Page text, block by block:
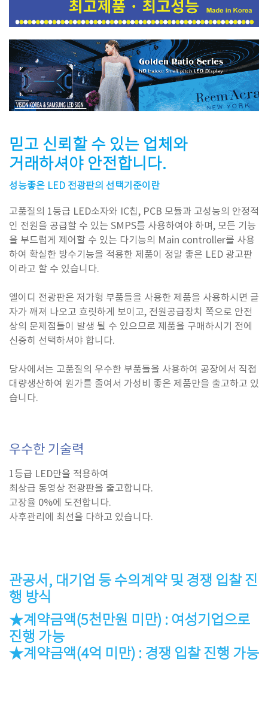
믿고 신뢰할 수 있는 업체와
거래하셔야 안전합니다.
성능좋은 LED 전광판의 선택기준이란
고품질의 1등급 LED소자와 IC칩, PCB 모듈과 고성능의 안정적
인 전원을 공급할 수 있는 SMPS를 사용하여야 하며, 모든 기능
을 부드럽게 제어할 수 있는 다기능의 Main controller를 사용
하여 확실한 방수기능을 적용한 제품이 정말 좋은 LED 광고판
이라고 할 수 있습니다.
엘이디 전광판은 저가형 부품들을 사용한 제품을 사용하시면 글
자가 깨져 나오고 흐릿하게 보이고, 전원공급장치 쪽으로 안전
상의 문제점들이 발생 될 수 있으므로 제품을 구매하시기 전에
신중히 선택하셔야 합니다.
당사에서는 고품질의 우수한 부품들을 사용하여 공장에서 직접
대량생산하여 원가를 줄여서 가성비 좋은 제품만을 출고하고 있
습니다.
우수한 기술력
1등급 LED만을 적용하여
최상급 동영상 전광판을 출고합니다.
고장율 0%에 도전합니다.
사후관리에 최선을 다하고 있습니다.
관공서, 대기업 등 수의계약 및 경쟁 입찰 진
행 방식
★계약금액(5천만원 미만) : 여성기업으로
진행 가능
★계약금액(4억 미만) : 경쟁 입찰 진행 가능